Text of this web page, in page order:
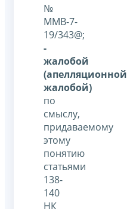
№
ММВ-7-
19/343@;
-
жалобой
(апелляционной
жалобой)
по
смыслу,
придаваемому
этому
понятию
статьями
138-
140
НК